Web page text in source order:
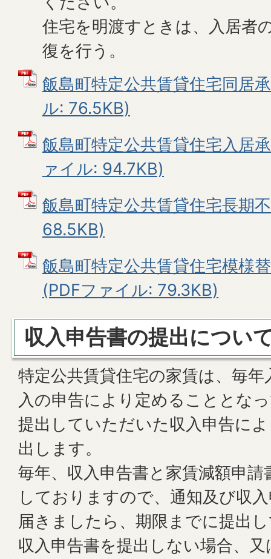
住宅を明渡すときは、入居者
復を行う。
飯島町特定公共賃貸住宅同居
ル: 76.5KB)
飯島町特定公共賃貸住宅入居
ァイル: 94.7KB)
飯島町特定公共賃貸住宅長期
68.5KB)
飯島町特定公共賃貸住宅模様
(PDFファイル: 79.3KB)
収入申告書の提出につい
特定公共賃貸住宅の家賃は、毎
入の申告により定めることとな
提出していただいた収入申告に
出します。
毎年、収入申告書と家賃減額申
しておりますので、通知及び収
届きましたら、期限までに提出
収入申告書を提出しない場合、